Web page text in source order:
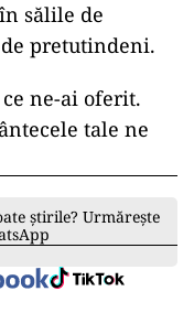
sălile de
pretutindeni.
ne-ai oferit.
tale ne
știrile? Urmărește